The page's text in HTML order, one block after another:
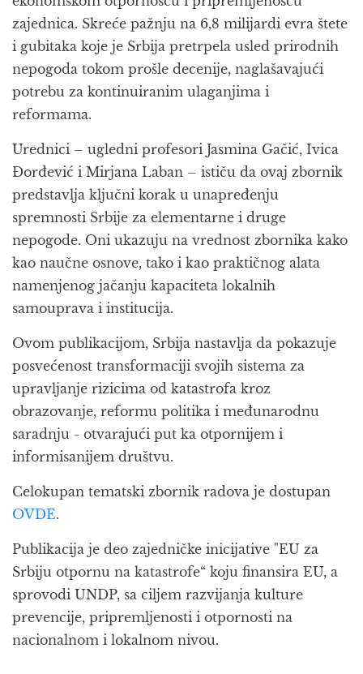
zajednica. Skreće pažnju na 6,8 milijardi evra štete
i gubitaka koje je Srbija pretrpela usled prirodnih
nepogoda tokom prošle decenije, naglašavajući
potrebu za kontinuiranim ulaganjima i
reformama.
Urednici – ugledni profesori Jasmina Gačić, Ivica
Đorđević i Mirjana Laban – ističu da ovaj zbornik
predstavlja ključni korak u unapređenju
spremnosti Srbije za elementarne i druge
nepogode. Oni ukazuju na vrednost zbornika kako
kao naučne osnove, tako i kao praktičnog alata
namenjenog jačanju kapaciteta lokalnih
samouprava i institucija.
Ovom publikacijom, Srbija nastavlja da pokazuje
posvećenost transformaciji svojih sistema za
upravljanje rizicima od katastrofa kroz
obrazovanje, reformu politika i međunarodnu
saradnju - otvarajući put ka otpornijem i
informisanijem društvu.
Celokupan tematski zbornik radova je dostupan
OVDE.
Publikacija je deo zajedničke inicijative "EU za
Srbiju otpornu na katastrofe“ koju finansira EU, a
sprovodi UNDP, sa ciljem razvijanja kulture
prevencije, pripremljenosti i otpornosti na
nacionalnom i lokalnom nivou.